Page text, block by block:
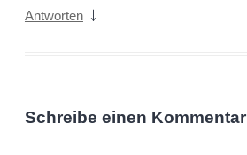
Antworten ↓
Schreibe einen Kommentar